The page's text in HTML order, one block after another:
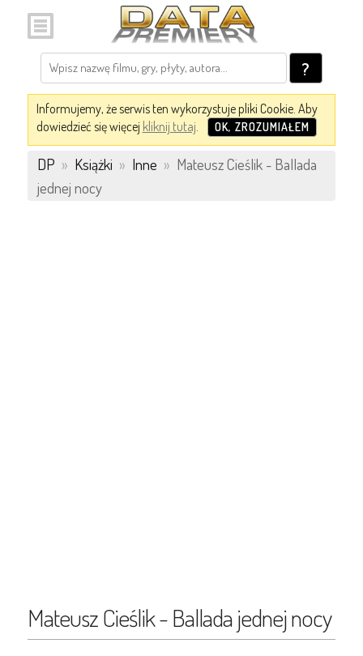
?
Informujemy, że serwis ten wykorzystuje pliki Cookie. Aby
dowiedzieć się więcej kliknij tutaj. OK, ZROZUMIAŁEM
DP » Książki » Inne » Mateusz Cieślik - Ballada
jednej nocy
Mateusz Cieślik - Ballada jednej nocy